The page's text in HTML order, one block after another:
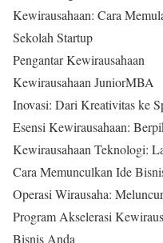
Kewirausahaan: Cara
Sekolah Startup
Pengantar Kewirausahaan
Kewirausahaan JuniorMBA
Inovasi: Dari Kreativitas ke
Esensi Kewirausahaan:
Kewirausahaan Teknologi:
Cara Memunculkan Ide
Operasi Wirausaha:
Program Akselerasi
Bisnis Anda